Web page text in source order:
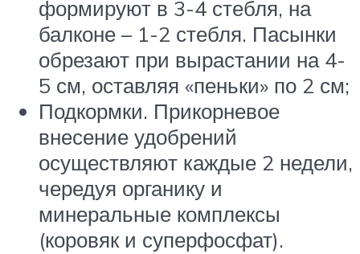
формируют в 3-4 стебля, на
балконе – 1-2 стебля. Пасынки
обрезают при вырастании на 4-
5 см, оставляя «пеньки» по 2 см;
Подкормки. Прикорневое
внесение удобрений
осуществляют каждые 2 недели,
чередуя органику и
минеральные комплексы
(коровяк и суперфосфат).